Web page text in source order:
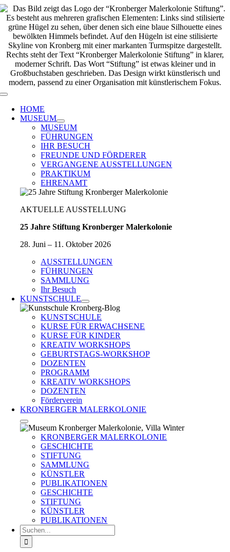
Zum
Inhalt
springen
Toggle
Navigation
HOME
MUSEUM
MUSEUM
FÜHRUNGEN
IHR BESUCH
FREUNDE UND FÖRDERER
VERGANGENE AUSSTELLUNGEN
PRAKTIKUM
EHRENAMT
AKTUELLE AUSSTELLUNG
25 Jahre Stiftung Kronberger Malerkolonie
28. Juni – 11. Oktober 2026
AUSSTELLUNGEN
FÜHRUNGEN
SAMMLUNG
Ihr Besuch
KUNSTSCHULE
KUNSTSCHULE
KURSE FÜR ERWACHSENE
KURSE FÜR KINDER
KREATIV WORKSHOPS
GEBURTSTAGS-WORKSHOP
DOZENTEN
PROGRAMM
KREATIV WORKSHOPS
DOZENTEN
Förderverein
KRONBERGER MALERKOLONIE
KRONBERGER MALERKOLONIE
GESCHICHTE
STIFTUNG
SAMMLUNG
KÜNSTLER
PUBLIKATIONEN
GESCHICHTE
STIFTUNG
KÜNSTLER
PUBLIKATIONEN
Suche
nach: